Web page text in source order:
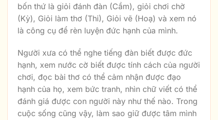
bốn thứ là giỏi đánh đàn (Cầm), giỏi chơi chờ
(Kỳ), Giỏi làm thơ (Thi), Giỏi vẽ (Hoạ) và xem nó
là công cụ để rèn luyện đức hạnh của mình.
Người xưa có thể nghe tiếng đàn biết được đức
hạnh, xem nước cờ biết được tính cách của người
chơi, đọc bài thơ có thể cảm nhận được đạo
hạnh của họ, xem bức tranh, nhìn chữ viết có thể
đánh giá được con người này như thế nào. Trong
cuộc sống cũng vậy, làm sao giữ được tâm mình